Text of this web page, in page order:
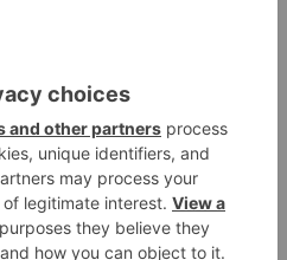
con 22 votos a
mayoría
proposición